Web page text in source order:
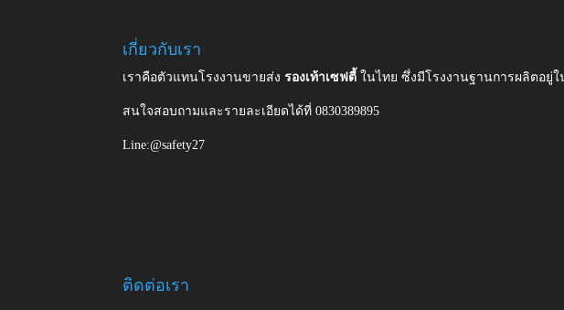
เกี่ยวกับเรา
เราคือตัวแทนโรงงานขายส่งรองเท้าเซฟตี้ในไทย ซึ่งมีโรงงานฐานการผลิตอยู่
สนใจสอบถามและรายละเอียดได้ที่ 0830389895
Line:@safety27
ติดต่อเรา